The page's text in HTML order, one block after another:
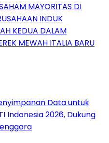
MAYORITAS DI
INDUK
KEDUA DALAM
MEWAH ITALIA BARU
Data untuk
Indonesia 2026, Dukung